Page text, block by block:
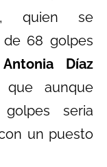
, quien se
68 golpes
Díaz
aunque
seria
un puesto